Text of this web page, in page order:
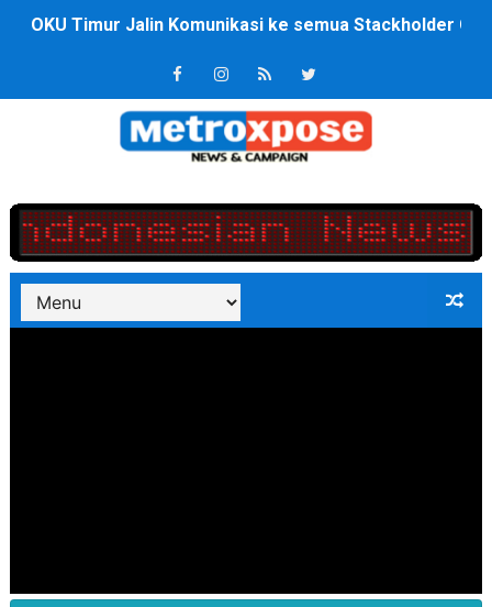
OKU Timur Jalin Komunikasi ke semua Stackholder
DPRD Kota Bekasi Minta Penanganan Pencemaran
Unggul 3 Gol Kesebelasan MKRE FC Raih Tiket
Bobby Nasution Fokus Infrastruktur Daerah saat
Dukcapil SBB Layani Perubahan Akta Lama Menjadi
Kompol Pieter Fredy Matahelumual Resmi Jadi